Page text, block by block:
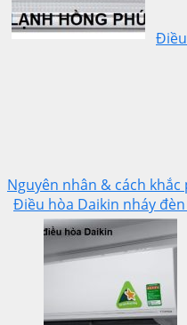
Nguyên nhân & cách khắc
Điều hòa Daikin nháy